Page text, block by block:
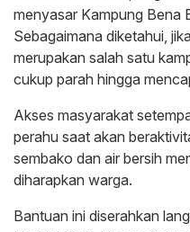
menyasar Kampung Bena
Sebagaimana diketahui,
merupakan salah satu
cukup parah hingga
Akses masyarakat
perahu saat akan
sembako dan air bersih
diharapkan warga.
Bantuan ini diserahkan